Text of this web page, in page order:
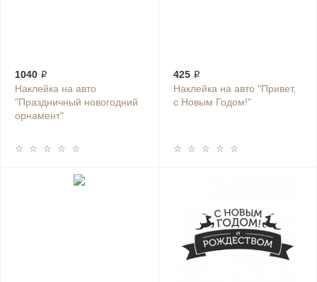
1040 ₽
Наклейка на авто
"Праздничный новогодний
орнамент"
425 ₽
Наклейка на авто "Привет,
с Новым Годом!"